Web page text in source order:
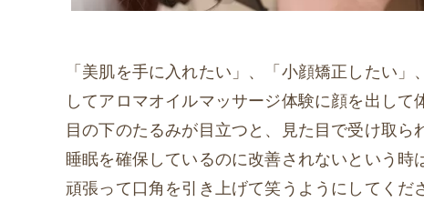
「美肌を手に入れたい」、「小顔矯正したい
してアロマオイルマッサージ体験に顔を出して
目の下のたるみが目立つと、見た目で受け取
睡眠を確保しているのに改善されないという時
頑張って口角を引き上げて笑うようにしてく